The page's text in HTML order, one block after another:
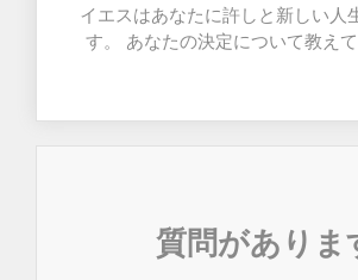
イエスはあなたに許しと新しい人
す。 あなたの決定について教えて
質問がありま